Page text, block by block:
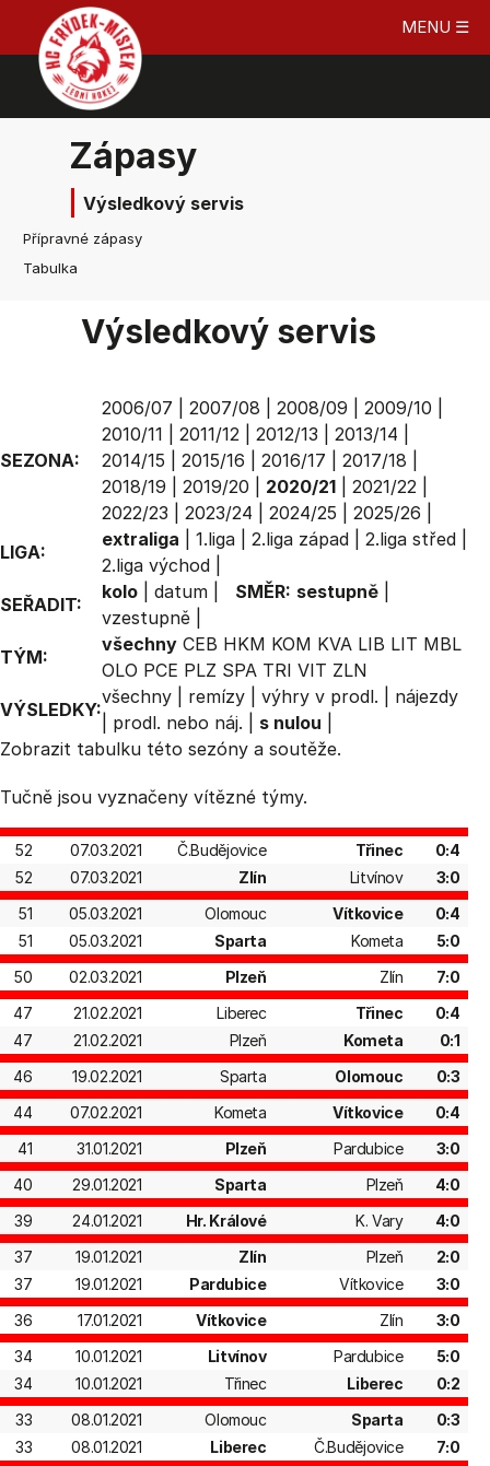
MENU ☰
Zápasy
Výsledkový servis
Přípravné zápasy
Tabulka
Výsledkový servis
SEZONA:
2006/07 2007/08 2008/09 2009/10
2010/11
2011/12 2012/13 2013/14
2014/15
2015/16 2016/17 2017/18
2018/19
2019/20 2020/21 2021/22
2022/23
2023/24 2024/25 2025/26
LIGA:
extraliga 1.liga 2.liga západ 2.liga střed
2.liga východ
SEŘADIT:
kolo datum SMĚR: sestupně
vzestupně
TÝM:
všechny CEB HKM KOM KVA LIB LIT MBL
OLO PCE PLZ SPA TRI VIT ZLN
VÝSLEDKY:
všechny remízy výhry v prodl.
nájezdy
prodl. nebo náj. s nulou
Zobrazit tabulku této sezóny a soutěže.
Tučně jsou vyznačeny vítězné týmy.
52 07.03.2021 Č.Budějovice Třinec
0:4
52
07.03.2021 Zlín Litvínov
3:0
51
05.03.2021 Olomouc Vítkovice
0:4
51
05.03.2021 Sparta Kometa
5:0
50
02.03.2021 Plzeň Zlín
7:0
47
21.02.2021 Liberec Třinec
0:4
47
21.02.2021 Plzeň Kometa
0:1
46
19.02.2021 Sparta Olomouc
0:3
44
07.02.2021 Kometa Vítkovice
0:4
41
31.01.2021 Plzeň Pardubice
3:0
40
29.01.2021 Sparta Plzeň
4:0
39
24.01.2021 Hr. Králové K. Vary
4:0
37
19.01.2021 Zlín Plzeň
2:0
37
19.01.2021 Pardubice Vítkovice
3:0
36
17.01.2021 Vítkovice Zlín
3:0
34
10.01.2021 Litvínov Pardubice
5:0
34
10.01.2021 Třinec Liberec
0:2
33
08.01.2021 Olomouc Sparta
0:3
33
08.01.2021 Liberec Č.Budějovice
7:0